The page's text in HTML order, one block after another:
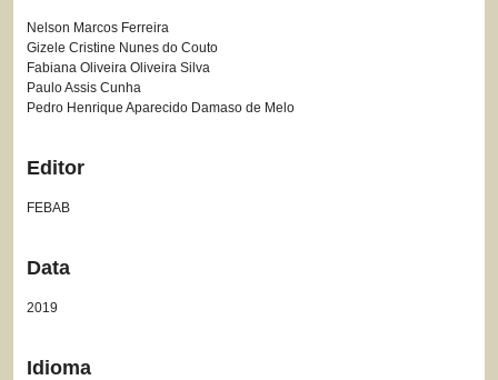
Nelson Marcos Ferreira
Gizele Cristine Nunes do Couto
Fabiana Oliveira Oliveira Silva
Paulo Assis Cunha
Pedro Henrique Aparecido Damaso de Melo
Editor
FEBAB
Data
2019
Idioma